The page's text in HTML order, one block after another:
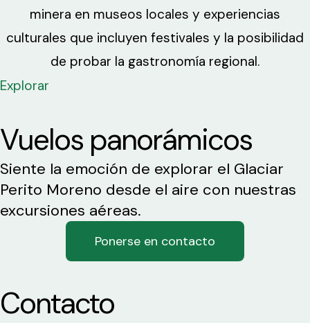
minera en museos locales y experiencias
culturales que incluyen festivales y la posibilidad
de probar la gastronomía regional.
Explorar
Vuelos panorámicos
Siente la emoción de explorar el Glaciar
Perito Moreno desde el aire con nuestras
excursiones aéreas.
Ponerse en contacto
Contacto